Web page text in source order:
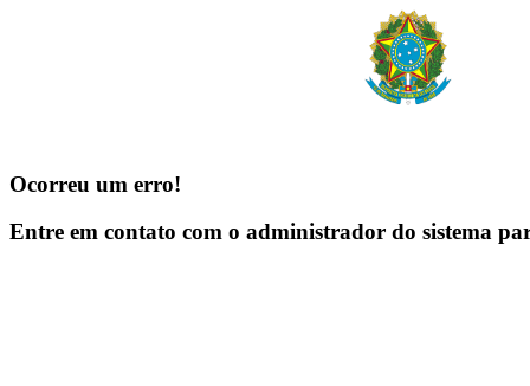
Ocorreu um erro!
Entre em contato com o administrador do sistema